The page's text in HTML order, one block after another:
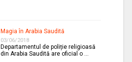
Magia în Arabia Saudită
03/06/2018
Departamentul de poliție religioasă
din Arabia Saudită are oficial o …